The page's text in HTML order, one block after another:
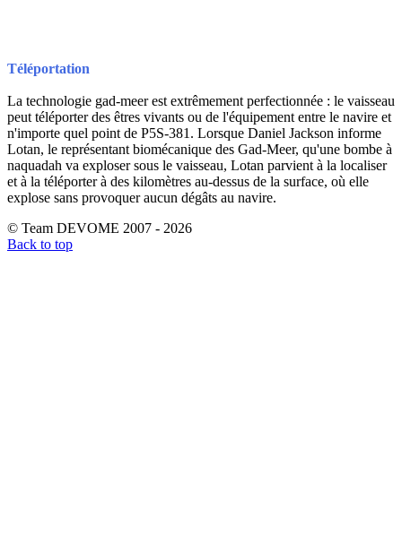
Téléportation
La technologie gad-meer est extrêmement perfectionnée : le vaisseau
peut téléporter des êtres vivants ou de l'équipement entre le navire et
n'importe quel point de P5S-381. Lorsque Daniel Jackson informe
Lotan, le représentant biomécanique des Gad-Meer, qu'une bombe à
naquadah va exploser sous le vaisseau, Lotan parvient à la localiser
et à la téléporter à des kilomètres au-dessus de la surface, où elle
explose sans provoquer aucun dégâts au navire.
© Team DEVOME 2007 - 2026
Back to top